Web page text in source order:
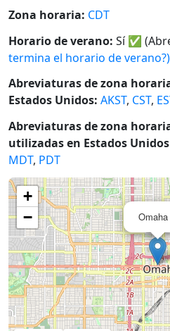
Zona horaria: CDT
Horario de verano: Sí✅
termina el horario de verano?)
Abreviaturas de zona
Estados Unidos: AKST, CST,
Abreviaturas de zona
utilizadas en Estados
MDT, PDT
Omaha
+
−